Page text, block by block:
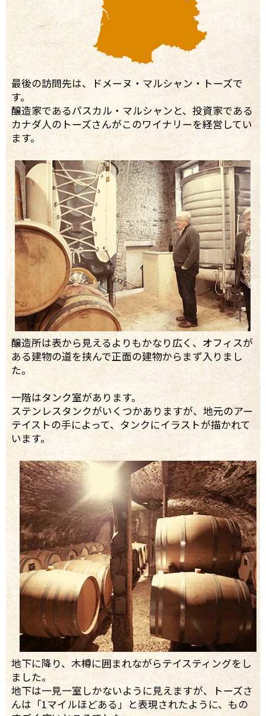
最後の訪問先は、ドメーヌ・マルシャン・トーズで
す。
醸造家であるパスカル・マルシャンと、投資家である
カナダ人のトーズさんがこのワイナリーを経営してい
ます。
醸造所は表から見えるよりもかなり広く、オフィスが
ある建物の道を挟んで正面の建物からまず入りまし
た。
一階はタンク室があります。
ステンレスタンクがいくつかありますが、地元のアー
テイストの手によって、タンクにイラストが描かれて
います。
地下に降り、木樽に囲まれながらテイスティングをし
ました。
地下は一見一室しかないように見えますが、トーズさ
んは「1マイルほどある」と表現されたように、もの